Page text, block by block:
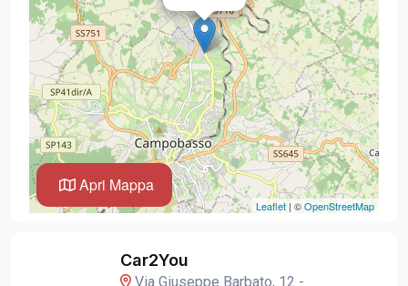
Apri Mappa
Leaflet | ©OpenStreetMap
Car2You
Via Giuseppe Barbato, 12 -